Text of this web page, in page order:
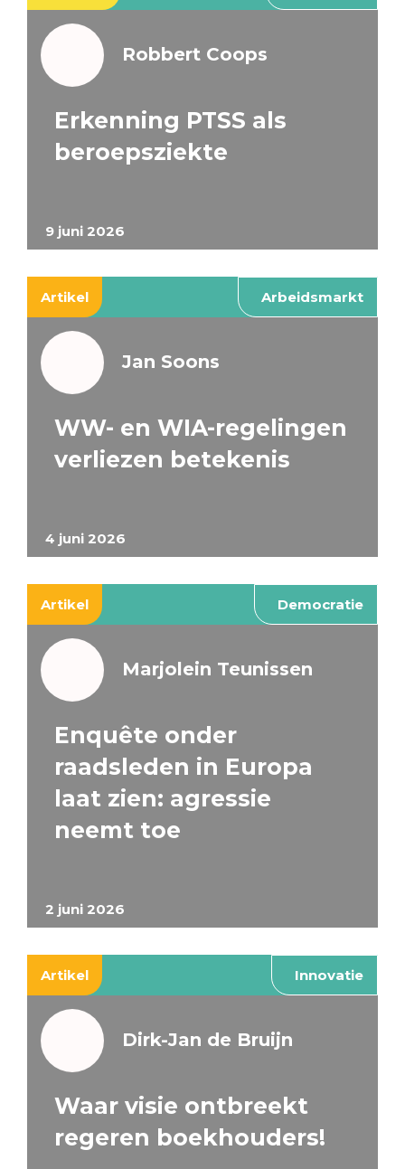
9 juni 2026
Robbert Coops
Erkenning PTSS als
beroepsziekte
Artikel Arbeidsmarkt
4 juni 2026
Jan Soons
WW- en WIA-regelingen
verliezen betekenis
Artikel Democratie
2 juni 2026
Marjolein Teunissen
Enquête onder
raadsleden in Europa
laat zien: agressie
neemt toe
Artikel Innovatie
Dirk-Jan de Bruijn
Waar visie ontbreekt
regeren boekhouders!